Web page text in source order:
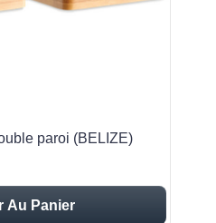
paroi (BELIZE)
Au Panier